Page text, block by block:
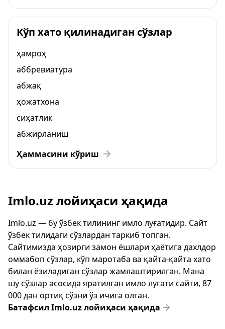
Кўп хато қилинадиган сўзлар
ҳамроҳ
аббревиатура
абжақ
ҳожатхона
сиҳатлик
абжирланиш
Ҳаммасини кўриш
Imlo.uz лойиҳаси ҳақида
Imlo.uz — бу ўзбек тилининг имло луғатидир. Сайт
ўзбек тилидаги сўзлардан таркиб топган.
Сайтимизда ҳозирги замон ёшлари ҳаётига дахлдор
оммабоп сўзлар, кўп маротаба ва қайта-қайта хато
билан ёзиладиган сўзлар жамлаштирилган. Мана
шу сўзлар асосида яратилган имло луғати сайти, 87
000 дан ортиқ сўзни ўз ичига олган.
Батафсил Imlo.uz лойиҳаси ҳақида